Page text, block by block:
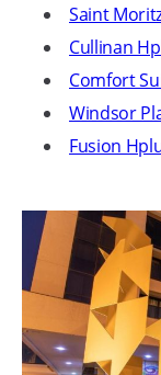
Saint
Cullinan
Comfort
Windsor
Fusion